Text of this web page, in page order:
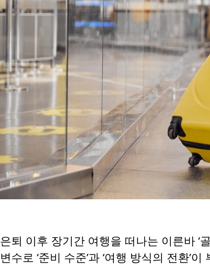
은퇴 이후 장기간 여행을 떠나는 이른바 ‘
변수로 ‘준비 수준’과 ‘여행 방식의 전환’